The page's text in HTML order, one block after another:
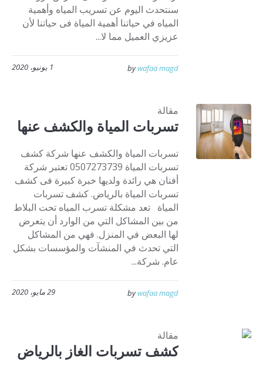
سنتحدث اليوم عن تسريب المياه وأهمية
المياه في حياتنا أهمية المياة فى حياتنا لأن
عزيزي العميل مما لا...
1 يونيو، 2020 bywafaa magd
مقالة
تسربات المياة والكشف عنها
تسربات المياة والكشف عنها شركة كشف
تسربات المياة 0507273739 تعتبر شركة
أفنان هي رائدة ولديها خبرة كبيرة فى كشف
تسربات المياة بالرياض. كشف تسربات
المياة تعد مشكلة تسرب المياه تحت البلاط
من بين المشاكل التي من الوارد أن يتعرض
لها البعض في المنزل. فهي من المشاكل
التي تحدث في المنشآت والمؤسسات بشكل
عام. شركة...
29 مايو، 2020 bywafaa magd
مقالة
كشف تسربات الغاز بالرياض